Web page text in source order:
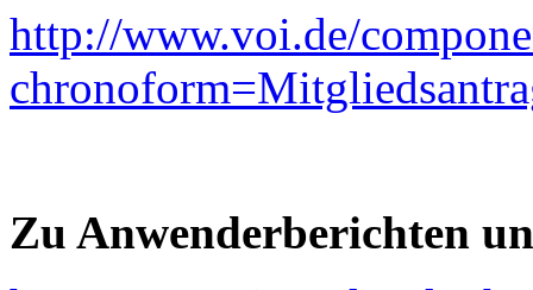
http://www.voi.de/
Zu Anwenderberichten